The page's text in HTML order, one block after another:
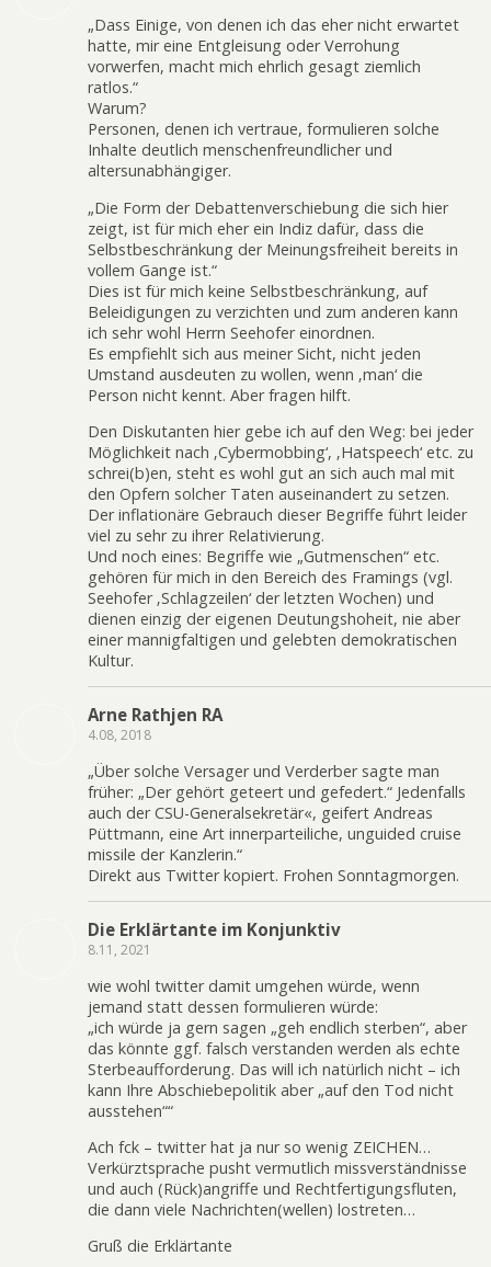
„Dass Einige, von denen ich das eher nicht erwartet
hatte, mir eine Entgleisung oder Verrohung
vorwerfen, macht mich ehrlich gesagt ziemlich
ratlos.“
Warum?
Personen, denen ich vertraue, formulieren solche
Inhalte deutlich menschenfreundlicher und
altersunabhängiger.
„Die Form der Debattenverschiebung die sich hier
zeigt, ist für mich eher ein Indiz dafür, dass die
Selbstbeschränkung der Meinungsfreiheit bereits in
vollem Gange ist.“
Dies ist für mich keine Selbstbeschränkung, auf
Beleidigungen zu verzichten und zum anderen kann
ich sehr wohl Herrn Seehofer einordnen.
Es empfiehlt sich aus meiner Sicht, nicht jeden
Umstand ausdeuten zu wollen, wenn ‚man‘ die
Person nicht kennt. Aber fragen hilft.
Den Diskutanten hier gebe ich auf den Weg: bei jeder
Möglichkeit nach ‚Cybermobbing‘, ‚Hatspeech‘ etc. zu
schrei(b)en, steht es wohl gut an sich auch mal mit
den Opfern solcher Taten auseinandert zu setzen.
Der inflationäre Gebrauch dieser Begriffe führt leider
viel zu sehr zu ihrer Relativierung.
Und noch eines: Begriffe wie „Gutmenschen“ etc.
gehören für mich in den Bereich des Framings (vgl.
Seehofer ‚Schlagzeilen‘ der letzten Wochen) und
dienen einzig der eigenen Deutungshoheit, nie aber
einer mannigfaltigen und gelebten demokratischen
Kultur.
Arne Rathjen RA
4.08, 2018
„Über solche Versager und Verderber sagte man
früher: „Der gehört geteert und gefedert.“ Jedenfalls
auch der CSU-Generalsekretär«, geifert Andreas
Püttmann, eine Art innerparteiliche, unguided cruise
missile der Kanzlerin.“
Direkt aus Twitter kopiert. Frohen Sonntagmorgen.
Die Erklärtante im Konjunktiv
8.11, 2021
wie wohl twitter damit umgehen würde, wenn
jemand statt dessen formulieren würde:
„ich würde ja gern sagen „geh endlich sterben“, aber
das könnte ggf. falsch verstanden werden als echte
Sterbeaufforderung. Das will ich natürlich nicht – ich
kann Ihre Abschiebepolitik aber „auf den Tod nicht
ausstehen““
Ach fck – twitter hat ja nur so wenig ZEICHEN…
Verkürztsprache pusht vermutlich missverständnisse
und auch (Rück)angriffe und Rechtfertigungsfluten,
die dann viele Nachrichten(wellen) lostreten…
Gruß die Erklärtante